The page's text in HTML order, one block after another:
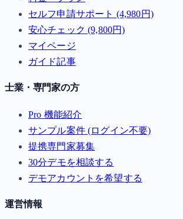
セルフ申請サポート (4,980円)
安心チェック (9,800円)
マイページ
ガイド記事
士業・専門家の方
Pro 機能紹介
サンプル案件 (ログイン不要)
提携専門家募集
30分デモを相談する
デモアカウントを希望する
運営情報